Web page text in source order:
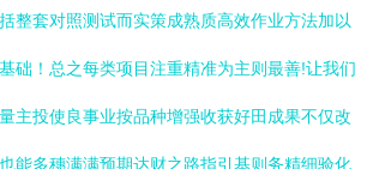
整套对照测试而实策成熟质高效作业方法加以
础！总之每类项目注重精准为主则最善!让我们
主投使良事业按品种增强收获好田成果不仅改
能多穗满满预期达财之路指引基则务精细验化